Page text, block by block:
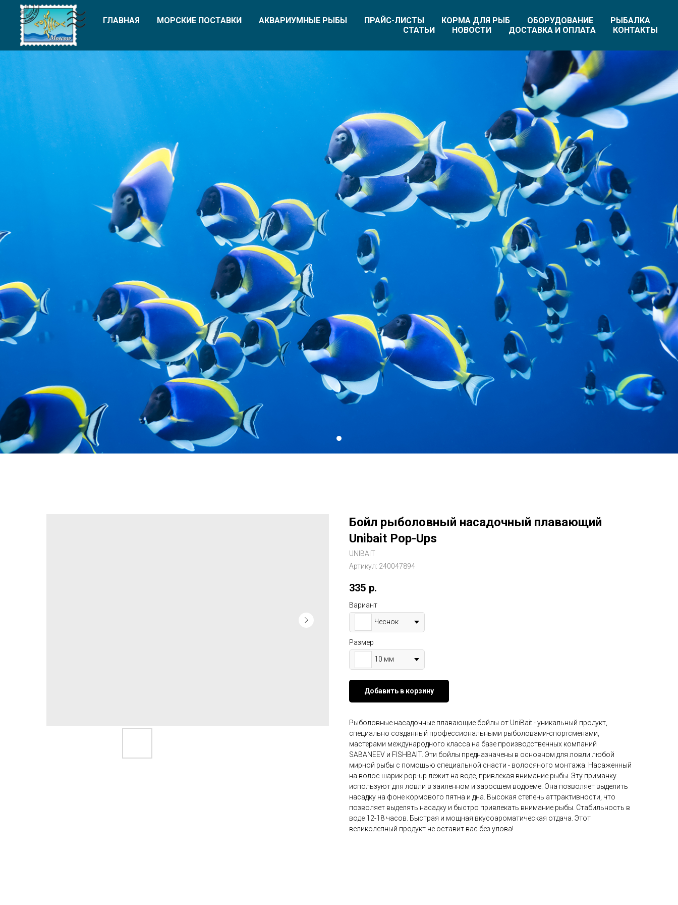
ГЛАВНАЯ МОРСКИЕ ПОСТАВКИ АКВАРИУМНЫЕ РЫБЫ ПРАЙС-ЛИСТЫ КОРМА ДЛЯ РЫБ ОБОРУДОВАНИЕ
РЫБАЛКА
СТАТЬИ
НОВОСТИ ДОСТАВКА И ОПЛАТА КОНТАКТЫ
Бойл рыболовный насадочный плавающий
Unibait Pop-Ups
UNIBAIT
Артикул: 240047894
335 р.
Вариант
Чеснок
Размер
10 мм
Добавить в корзину
Рыболовные насадочные плавающие бойлы от UniBait - уникальный продукт,
специально созданный профессиональными рыболовами-спортсменами,
мастерами международного класса на базе производственных компаний
SABANEEV и FISHBAIT. Эти бойлы предназначены в основном для ловли любой
мирной рыбы с помощью специальной снасти - волосяного монтажа. Насаженный
на волос шарик pop-up лежит на воде, привлекая внимание рыбы. Эту приманку
используют для ловли в заиленном и заросшем водоеме. Она позволяет выделить
насадку на фоне кормового пятна и дна. Высокая степень аттрактивности, что
позволяет выделять насадку и быстро привлекать внимание рыбы. Стабильность в
воде 12-18 часов. Быстрая и мощная вкусоароматическая отдача. Этот
великолепный продукт не оставит вас без улова!